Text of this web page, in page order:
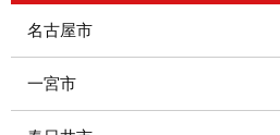
名古屋市
一宮市